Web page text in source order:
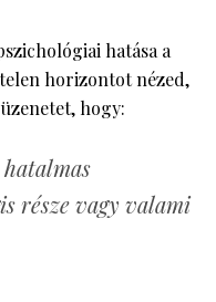
hatása a
horizontot nézed,
hogy:
része vagy valami